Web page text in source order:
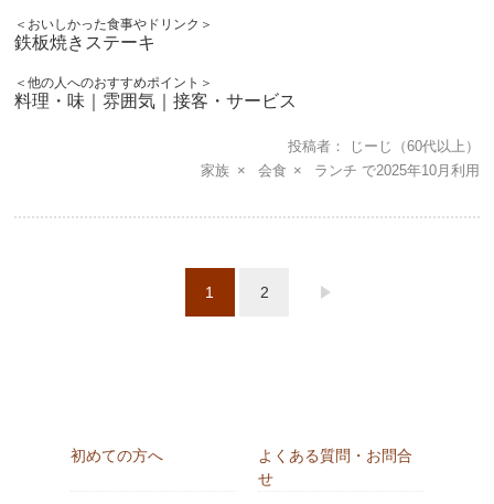
＜おいしかった食事やドリンク＞
鉄板焼きステーキ
＜他の人へのおすすめポイント＞
料理・味｜雰囲気｜接客・サービス
投稿者 じーじ
（60代以上）
家族
会食 ランチ 2025年10月
1 2
初めての方へ
よくある質問・お問合
せ